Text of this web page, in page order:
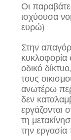
Οι
ισχύουσα
ευρώ)
Στην
κυκλοφορία
οδικό
τους
ανωτέρω
δεν
εργάζονται
τη
την εργασία